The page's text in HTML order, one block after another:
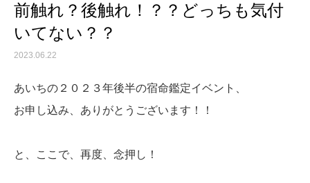
前触れ？後触れ！？？どっちも気付
いてない？？
2023.06.22
あいちの２０２３年後半の宿命鑑定イベント、
お申し込み、ありがとうございます！！
と、ここで、再度、念押し！